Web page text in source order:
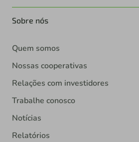
Sobre nós
Quem somos
Nossas cooperativas
Relações com investidores
Trabalhe conosco
Notícias
Relatórios